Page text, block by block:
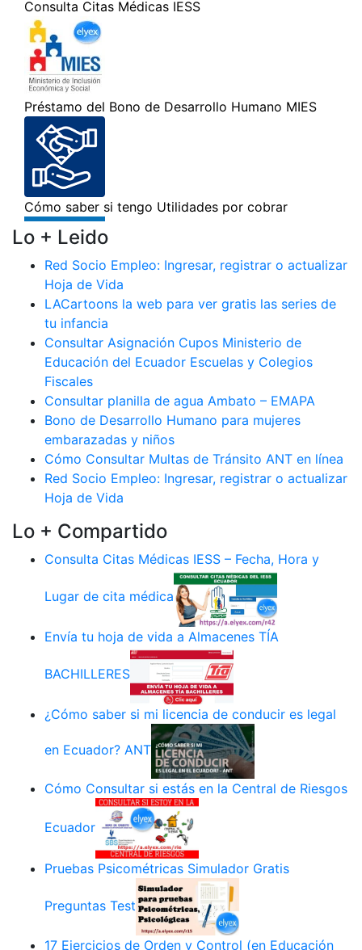
Lo + Leido
Red Socio Empleo: Ingresar, registrar o actualizar
Hoja de Vida
LACartoons la web para ver gratis las series de
tu infancia
Consultar Asignación Cupos Ministerio de
Educación del Ecuador Escuelas y Colegios
Fiscales
Consultar planilla de agua Ambato – EMAPA
Bono de Desarrollo Humano para mujeres
embarazadas y niños
Cómo Consultar Multas de Tránsito ANT en línea
Red Socio Empleo: Ingresar, registrar o actualizar
Hoja de Vida
Lo + Compartido
Consulta Citas Médicas IESS – Fecha, Hora y
Lugar de cita médica
Envía tu hoja de vida a Almacenes TÍA
BACHILLERES
¿Cómo saber si mi licencia de conducir es legal
en Ecuador? ANT
Cómo Consultar si estás en la Central de Riesgos
Ecuador
Pruebas Psicométricas Simulador Gratis
Preguntas Test
17 Ejercicios de Orden y Control (en Educación